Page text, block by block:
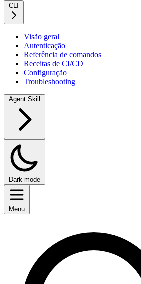
CLI
Visão geral
Autenticação
Referência de comandos
Receitas de CI/CD
Configuração
Troubleshooting
Agent Skill
Dark mode
Menu